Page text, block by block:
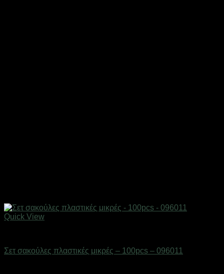
Quick View
Σετ σακούλες πλαστικές μικρές – 100pcs – 096011